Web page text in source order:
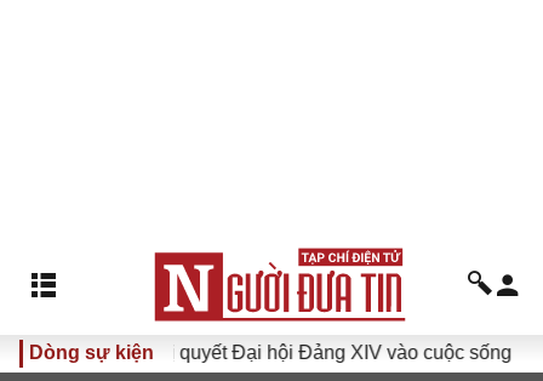
Dòng sự kiện
Đưa Nghị quyết Đại hội Đảng XIV vào cuộc sống